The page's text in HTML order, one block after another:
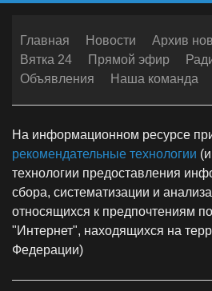
Главная Новости Архив
Вятка 24
Прямой эфир
Объявления
Наша команда
На информационном ресурсе
рекомендательные технологии
технологии предоставления
сбора, систематизации и
относящихся к предпочтениям
"Интернет", находящихся на
Федерации)